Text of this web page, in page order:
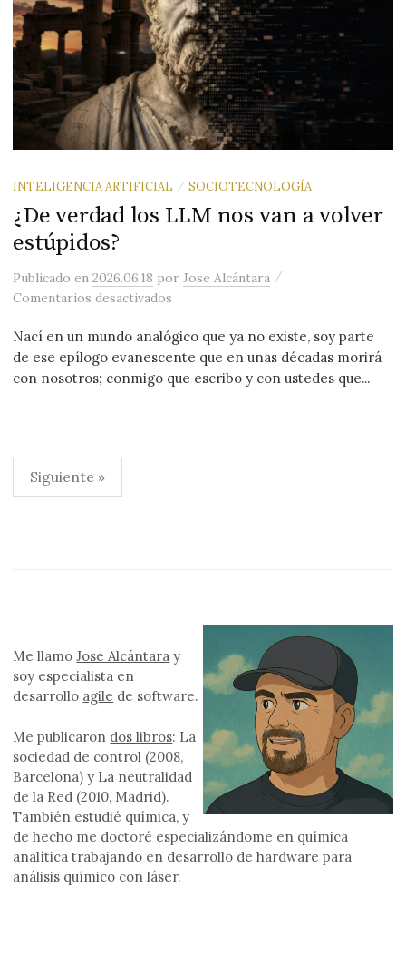
INTELIGENCIA ARTIFICIAL / SOCIOTECNOLOGÍA
¿De verdad los LLM nos van a volver
estúpidos?
Publicadoen2026.06.18 porJose Alcántara /
Comentarios desactivados
Nací en un mundo analógico que ya no existe, soy parte
de ese epílogo evanescente que en unas décadas morirá
con nosotros; conmigo que escribo y con ustedes que...
Paginación
de
Siguiente »
Me llamoJose Alcántara y
soy especialista en
desarrollo agile de software.
Me publicaron dos libros: La
sociedad de control (2008,
Barcelona) y La neutralidad
de la Red (2010, Madrid).
También estudié química, y
de hecho me doctoré especializándome en química
analítica trabajando en desarrollo de hardware para
análisis químico con láser.